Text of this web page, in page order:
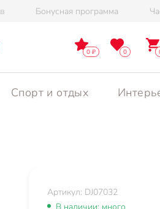
Бонусная программа
0 0
Спорт и отдых
Артикул: DJ07032